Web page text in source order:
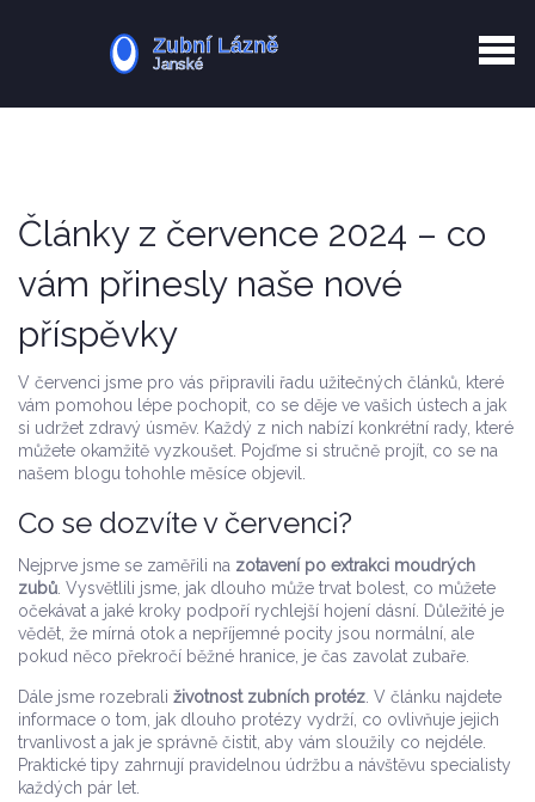
Zotavení po extrakci
Články z července 2024 – co
vám přinesly naše nové
příspěvky
V červenci jsme pro vás připravili řadu užitečných článků, které
vám pomohou lépe pochopit, co se děje ve vašich ústech a jak
si udržet zdravý úsměv. Každý z nich nabízí konkrétní rady, které
můžete okamžitě vyzkoušet. Pojďme si stručně projít, co se na
našem blogu tohohle měsíce objevil.
Co se dozvíte v červenci?
Nejprve jsme se zaměřili na zotavení po extrakci moudrých
zubů . Vysvětlili jsme, jak dlouho může trvat bolest, co můžete
očekávat a jaké kroky podpoří rychlejší hojení dásní. Důležité je
vědět, že mírná otok a nepříjemné pocity jsou normální, ale
pokud něco překročí běžné hranice, je čas zavolat zubaře.
Dále jsme rozebrali životnost zubních protéz . V článku najdete
informace o tom, jak dlouho protézy vydrží, co ovlivňuje jejich
trvanlivost a jak je správně čistit, aby vám sloužily co nejdéle.
Praktické tipy zahrnují pravidelnou údržbu a návštěvu specialisty
každých pár let.